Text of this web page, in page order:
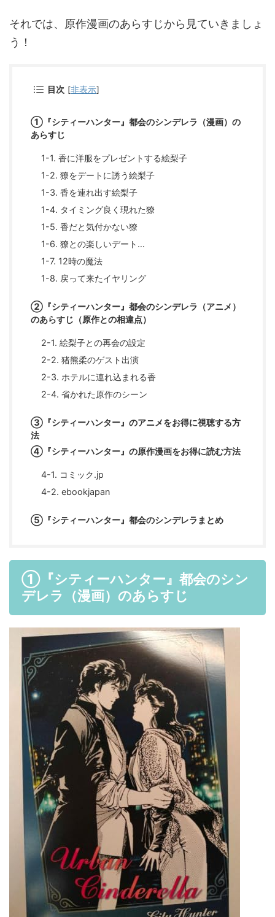
それでは、原作漫画のあらすじから見ていきましょ
う！
目次 [非表示]
①『シティーハンター』都会のシンデレラ（漫画）の
あらすじ
1-1. 香に洋服をプレゼントする絵梨子
1-2. 獠をデートに誘う絵梨子
1-3. 香を連れ出す絵梨子
1-4. タイミング良く現れた獠
1-5. 香だと気付かない獠
1-6. 獠との楽しいデート…
1-7. 12時の魔法
1-8. 戻って来たイヤリング
②『シティーハンター』都会のシンデレラ（アニメ）
のあらすじ（原作との相違点）
2-1. 絵梨子との再会の設定
2-2. 猪熊柔のゲスト出演
2-3. ホテルに連れ込まれる香
2-4. 省かれた原作のシーン
③『シティーハンター』のアニメをお得に視聴する方
法
④『シティーハンター』の原作漫画をお得に読む方法
4-1. コミック.jp
4-2. ebookjapan
⑤『シティーハンター』都会のシンデレラまとめ
①『シティーハンター』都会のシン
デレラ（漫画）のあらすじ